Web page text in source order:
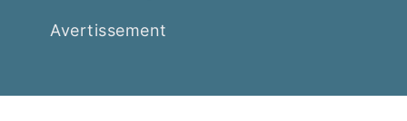
Avertissement